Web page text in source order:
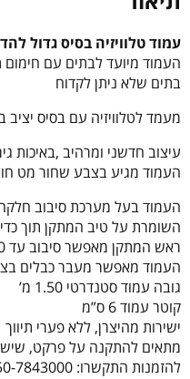
עמוד טלוויזיה בסיס גדול
העמוד מיועד לבתים עם
בתים שלא ניתן לקדוח
מעמד לטלוויזיה עם בסיס יציב
עיצוב חדשני ומרהיב ,באיכות
העמוד מגיע בצבע שחור מט
העמוד בעל מערכת סיבוב
השומרת על טיב המתקן תוך
ראש המתקן מאפשר סיבוב עד 360 מעלות
העמוד מאפשר מעבר כבלים
גובה עמוד סטנדרטי 1.50 מ’
קוטר עמוד 6 ס”מ
ישירות מהיצרן, ללא פערי תיווך
מתאים להתקנה על פרקט, שיש,
להזמנות התקשרו: 050-7843000